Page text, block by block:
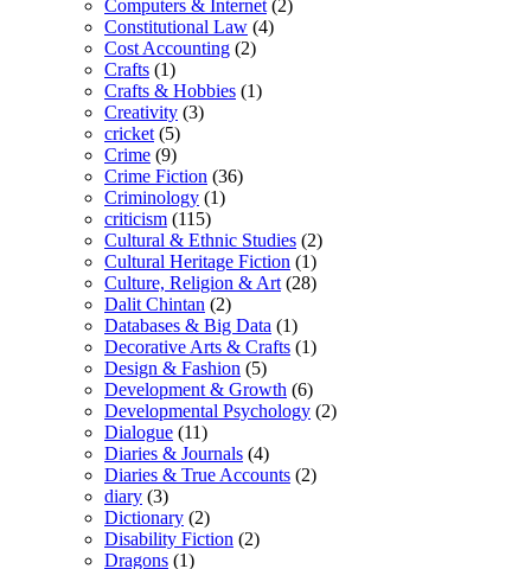
Computers & Internet (2)
Constitutional Law (4)
Cost Accounting (2)
Crafts (1)
Crafts & Hobbies (1)
Creativity (3)
cricket (5)
Crime (9)
Crime Fiction (36)
Criminology (1)
criticism (115)
Cultural & Ethnic Studies (2)
Cultural Heritage Fiction (1)
Culture, Religion & Art (28)
Dalit Chintan (2)
Databases & Big Data (1)
Decorative Arts & Crafts (1)
Design & Fashion (5)
Development & Growth (6)
Developmental Psychology (2)
Dialogue (11)
Diaries & Journals (4)
Diaries & True Accounts (2)
diary (3)
Dictionary (2)
Disability Fiction (2)
Dragons (1)